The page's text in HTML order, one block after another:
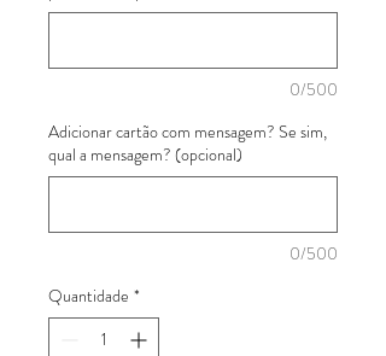
0/500
Adicionar cartão com mensagem? Se sim,
qual a mensagem? (opcional)
0/500
Quantidade *